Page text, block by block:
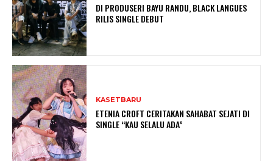
DI PRODUSERI BAYU RANDU, BLACK LANGUES
RILIS SINGLE DEBUT
KASETBARU
ETENIA CROFT CERITAKAN SAHABAT SEJATI DI
SINGLE “KAU SELALU ADA”